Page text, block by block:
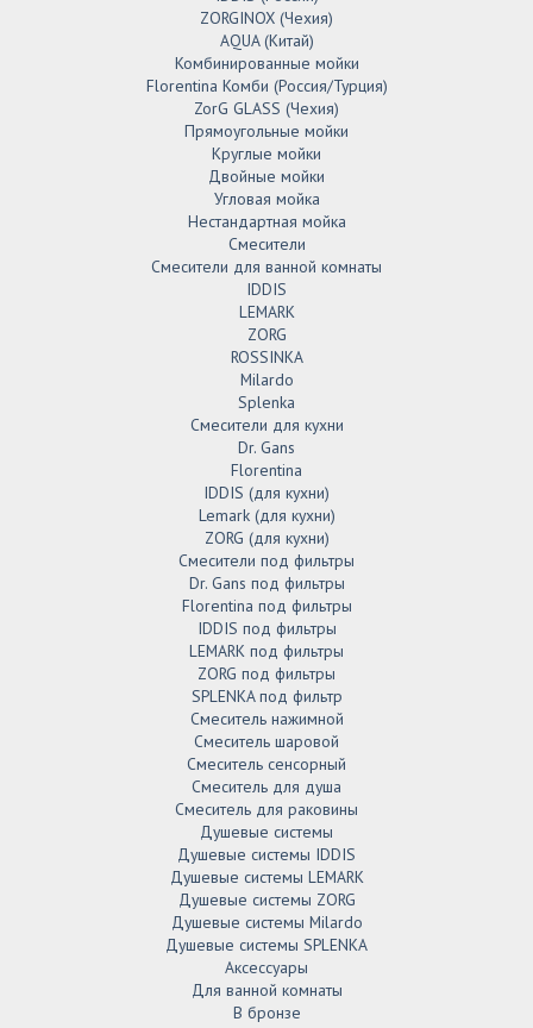
ZORGINOX (Чехия)
AQUA (Китай)
Комбинированные мойки
Florentina Комби (Россия/Турция)
ZorG GLASS (Чехия)
Прямоугольные мойки
Круглые мойки
Двойные мойки
Угловая мойка
Нестандартная мойка
Смесители
Смесители для ванной комнаты
IDDIS
LEMARK
ZORG
ROSSINKA
Milardo
Splenka
Смесители для кухни
Dr. Gans
Florentina
IDDIS (для кухни)
Lemark (для кухни)
ZORG (для кухни)
Смесители под фильтры
Dr. Gans под фильтры
Florentina под фильтры
IDDIS под фильтры
LEMARK под фильтры
ZORG под фильтры
SPLENKA под фильтр
Смеситель нажимной
Смеситель шаровой
Смеситель сенсорный
Смеситель для душа
Смеситель для раковины
Душевые системы
Душевые системы IDDIS
Душевые системы LEMARK
Душевые системы ZORG
Душевые системы Milardo
Душевые системы SPLENKA
Аксессуары
Для ванной комнаты
В бронзе